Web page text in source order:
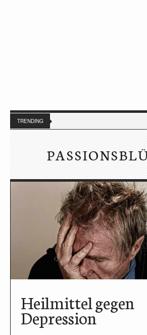
TRENDING
Heilmittel gegen
Depression